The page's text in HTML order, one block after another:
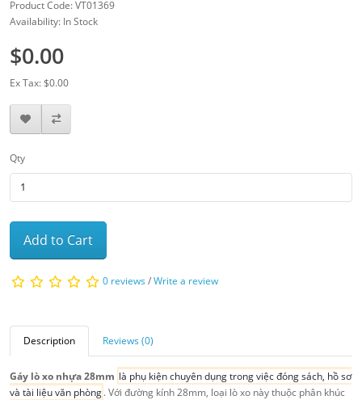
Product Code: VT01369
Availability: In Stock
$0.00
Ex Tax: $0.00
Qty
Add to Cart
0 reviews/Write a review
Description Reviews (0)
Gáy lò xo nhựa 28mm là phụ kiện chuyên dụng trong việc đóng sách, hồ sơ
và tài liệu văn phòng. Với đường kính 28mm, loại lò xo này thuộc phân khúc